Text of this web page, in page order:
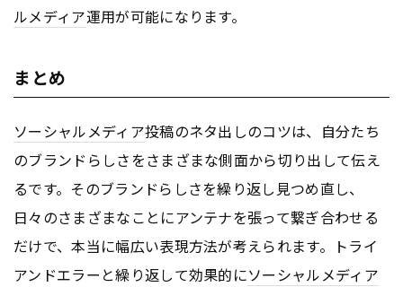
ルメディア運用が可能になります。
まとめ
ソーシャルメディア投稿のネタ出しのコツは、自分たち
のブランドらしさをさまざまな側面から切り出して伝え
るです。そのブランドらしさを繰り返し見つめ直し、
日々のさまざまなことにアンテナを張って繋ぎ合わせる
だけで、本当に幅広い表現方法が考えられます。トライ
アンドエラーと繰り返して効果的にソーシャルメディア